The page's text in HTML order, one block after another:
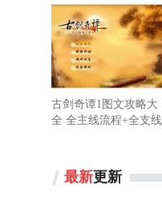
古剑奇谭1图文攻略大
全 全主线流程+全支线
最新更新